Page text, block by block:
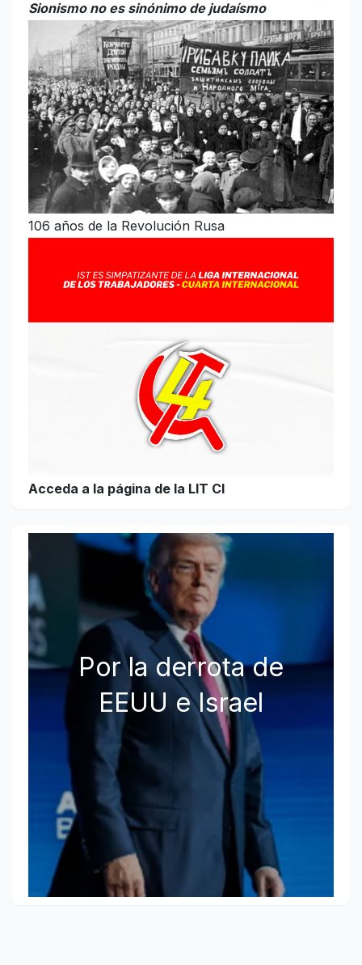
Sionismo no es sinónimo de judaísmo
106 años de la Revolución Rusa
Acceda a la página de la LIT CI
Por la derrota de
EEUU e Israel